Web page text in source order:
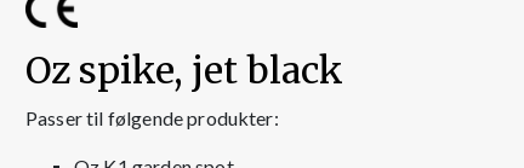
Oz spike, jet black
Passer til følgende produkter: